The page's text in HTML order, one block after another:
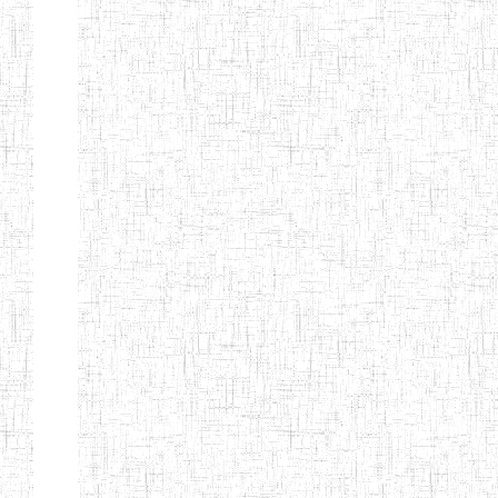
Etablissements
d'enseignement
secondaire
technique
et
professionnel
ESTP
Etablissements